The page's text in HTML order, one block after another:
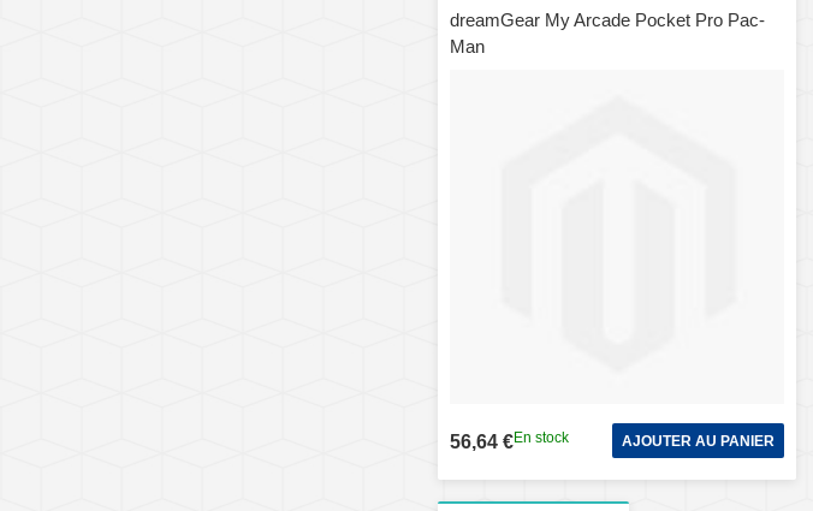
dreamGear My Arcade Pocket Pro Pac-
Man
56,64 €En stock AJOUTER AU PANIER